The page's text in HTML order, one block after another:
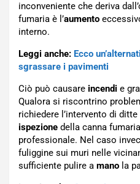
inconveniente che deriva
fumaria è l’aumento
interno.
Leggi anche: Ecco
sgrassare i pavimenti
Ciò può causare incendi e
Qualora si riscontrino
richiedere l’intervento di
ispezione della canna
professionale. Nel caso
fuliggine sui muri nelle
sufficiente pulire a mano la